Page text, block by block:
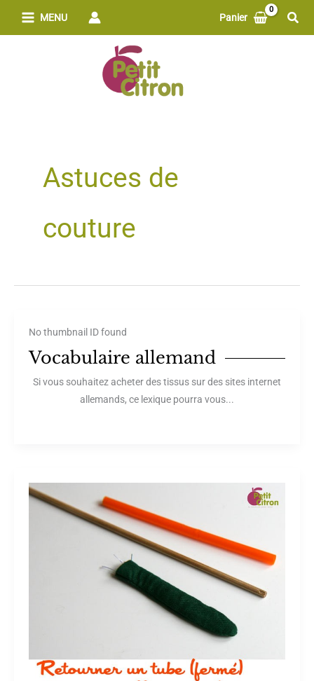
MENU Panier
Astuces de
couture
No thumbnail ID found
Vocabulaire allemand
Si vous souhaitez acheter des tissus sur des sites internet
allemands, ce lexique pourra vous...